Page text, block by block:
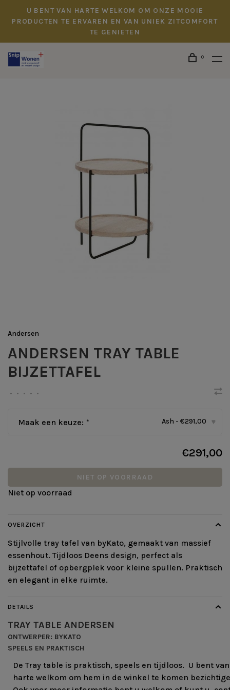
U BENT VAN HARTE WELKOM OM ONZE MOOIE
PRODUCTEN TE ERVAREN EN VAN UNIEK ZITCOMFORT
TE GENIETEN
0
Andersen
ANDERSEN TRAY TABLE
BIJZETTAFEL
• • • • •
Maak een keuze: * Ash - €291,00 ▾
€291,00
NIET OP VOORRAAD
Niet op voorraad
OVERZICHT
Stijlvolle tray tafel van byKato, gemaakt van massief
essenhout. Tijdloos Deens design, perfect als
bijzettafel of opbergplek voor kleine spullen. Praktisch
en elegant in elke ruimte.
DETAILS
TRAY TABLE ANDERSEN
ONTWERPER: BYKATO
SPEELS EN PRAKTISCH
De Tray table is praktisch, speels en tijdloos. U bent van
harte welkom om hem in de winkel te komen